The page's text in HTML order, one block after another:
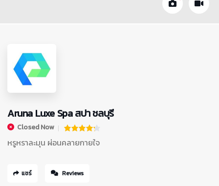
Aruna Luxe Spa สปา ชลบุรี
Closed Now
หรูหราละมุน ผ่อนคลายกายใจ
แชร์ Reviews